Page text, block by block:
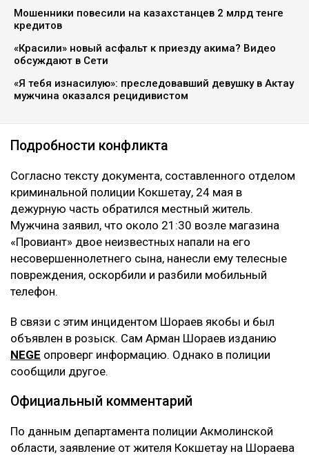
Мошенники повесили на казахстанцев 2 млрд тенге
кредитов
«Красили» новый асфальт к приезду акима? Видео
обсуждают в Сети
«Я тебя изнасилую»: преследовавший девушку в Актау
мужчина оказался рецидивистом
Подробности конфликта
Согласно тексту документа, составленного отделом
криминальной полиции Кокшетау, 24 мая в
дежурную часть обратился местный житель.
Мужчина заявил, что около 21:30 возле магазина
«Провиант» двое неизвестных напали на его
несовершеннолетнего сына, нанесли ему телесные
повреждения, оскорбили и разбили мобильный
телефон.
В связи с этим инцидентом Шораев якобы и был
объявлен в розыск. Сам Арман Шораев изданию
NEGE опроверг информацию. Однако в полиции
сообщили другое.
Официальный комментарий
По данным департамента полиции Акмолинской
области, заявление от жителя Кокшетау на Шораева